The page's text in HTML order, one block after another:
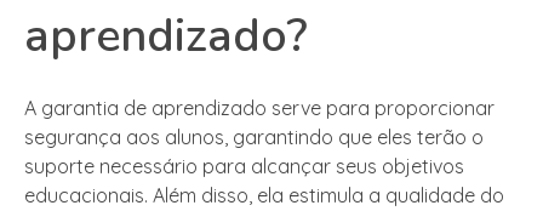
aprendizado?
A garantia de aprendizado serve para proporcionar
segurança aos alunos, garantindo que eles terão o
suporte necessário para alcançar seus objetivos
educacionais. Além disso, ela estimula a qualidade do